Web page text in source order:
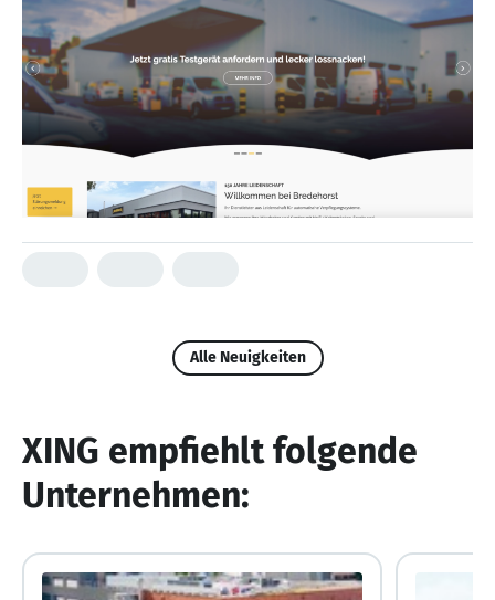
Alle Neuigkeiten
XING empfiehlt folgende
Unternehmen: